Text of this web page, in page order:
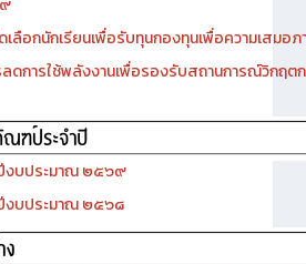
คคลเข้าเป็นนักศึกษาระดับปริญญาตรี หลักสูต
เลือกนักเรียนเพื่อรับทุนกองทุนเพื่อความเสมอ
ลดการใช้พลังงานเพื่อรองรับสถานการณ์วิกฤ
บประมาณ ๒๕๖๙
งบประมาณ ๒๕๖๘